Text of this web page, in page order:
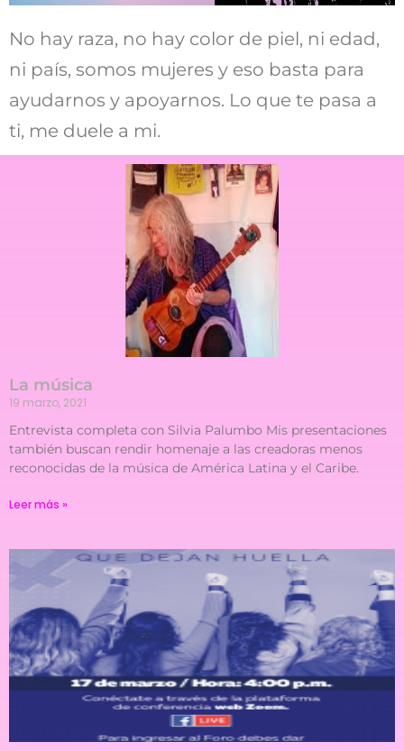
No hay raza, no hay color de piel, ni edad,
ni país, somos mujeres y eso basta para
ayudarnos y apoyarnos. Lo que te pasa a
ti, me duele a mi.
La música
19 marzo, 2021
Entrevista completa con Silvia Palumbo Mis presentaciones
también buscan rendir homenaje a las creadoras menos
reconocidas de la música de América Latina y el Caribe.
Leer más »